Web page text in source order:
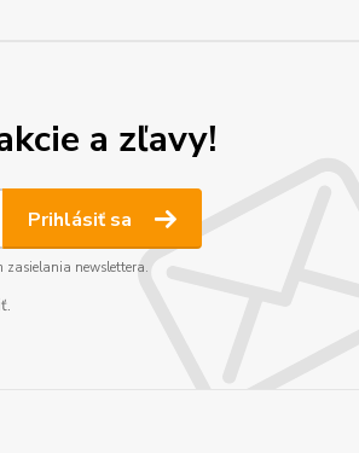
a zľavy!
Prihlásiť sa
zasielania newslettera.